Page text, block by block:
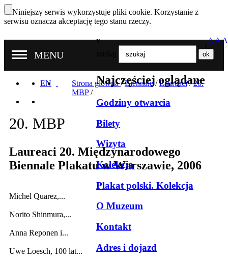
Niniejszy serwis wykorzystuje pliki cookie. Korzystanie z
serwisu oznacza akceptację tego stanu rzeczy.
Nasze oddziały
MENU
x
Najczęściej oglądane
Godziny otwarcia
Bilety
Wizyta
Kolekcja
Plakat polski. Kolekcja
O Muzeum
Kontakt
Adres i dojazd
AAA
EN Strona główna/ Biennale/Laureaci/20.
MBP/
20. MBP
Laureaci 20. Międzynarodowego
Biennale Plakatu w Warszawie, 2006
Michel Quarez,...
Norito Shinmura,...
Anna Reponen i...
Uwe Loesch, 100 lat...